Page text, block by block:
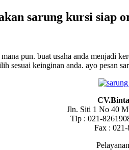
sarung kursi siap
pun. buat usaha anda menjadi
sesuai keinginan anda. ayo pesan
Jln. Siti 1 No 40
Tlp : 021-
Fax :